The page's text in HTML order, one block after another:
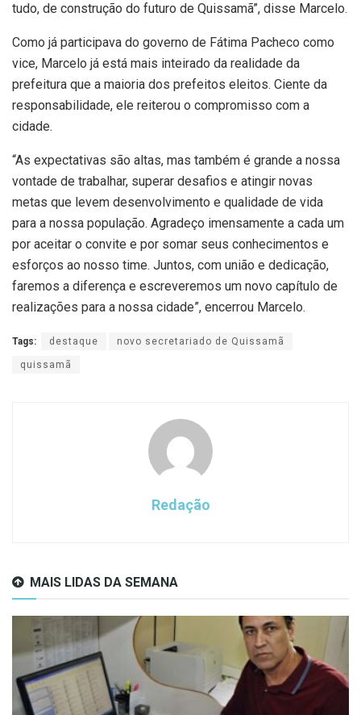
tudo, de construção do futuro de Quissamã”, disse Marcelo.
Como já participava do governo de Fátima Pacheco como
vice, Marcelo já está mais inteirado da realidade da
prefeitura que a maioria dos prefeitos eleitos. Ciente da
responsabilidade, ele reiterou o compromisso com a
cidade.
“As expectativas são altas, mas também é grande a nossa
vontade de trabalhar, superar desafios e atingir novas
metas que levem desenvolvimento e qualidade de vida
para a nossa população. Agradeço imensamente a cada um
por aceitar o convite e por somar seus conhecimentos e
esforços ao nosso time. Juntos, com união e dedicação,
faremos a diferença e escreveremos um novo capítulo de
realizações para a nossa cidade”, encerrou Marcelo.
Tags: destaque novo secretariado de Quissamã
quissamã
Redação
MAIS LIDAS DA SEMANA